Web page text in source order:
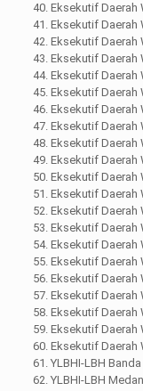
40. Eksekutif Daerah
41. Eksekutif Daerah
42. Eksekutif Daerah
43. Eksekutif Daerah
44. Eksekutif Daerah
45. Eksekutif Daerah
46. Eksekutif Daerah
47. Eksekutif Daerah
48. Eksekutif Daerah
49. Eksekutif Daerah
50. Eksekutif Daerah
51. Eksekutif Daerah
52. Eksekutif Daerah
53. Eksekutif Daerah
54. Eksekutif Daerah
55. Eksekutif Daerah
56. Eksekutif Daerah
57. Eksekutif Daerah
58. Eksekutif Daerah
59. Eksekutif Daerah
60. Eksekutif Daerah
61. YLBHI-LBH
62. YLBHI-LBH Medan